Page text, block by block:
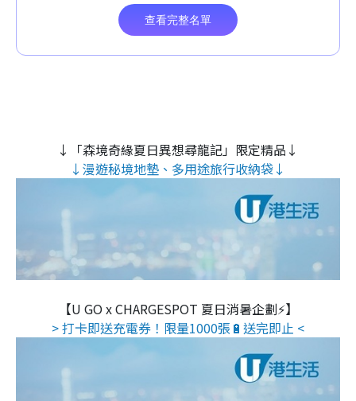
↓「森境奇緣夏日異想尋龍記」限定精品↓
↓漫遊秘境地墊、多用途旅行收納袋↓
【U GO x CHARGESPOT 夏日消暑企劃⚡】
> 打卡即送充電券！限量1000張🔋送完即止 <